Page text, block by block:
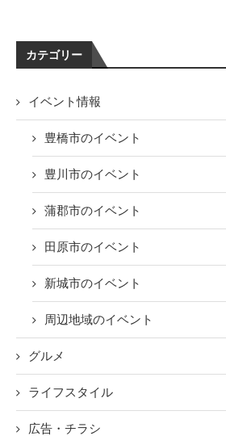
カテゴリー
イベント情報
豊橋市のイベント
豊川市のイベント
蒲郡市のイベント
田原市のイベント
新城市のイベント
周辺地域のイベント
グルメ
ライフスタイル
広告・チラシ